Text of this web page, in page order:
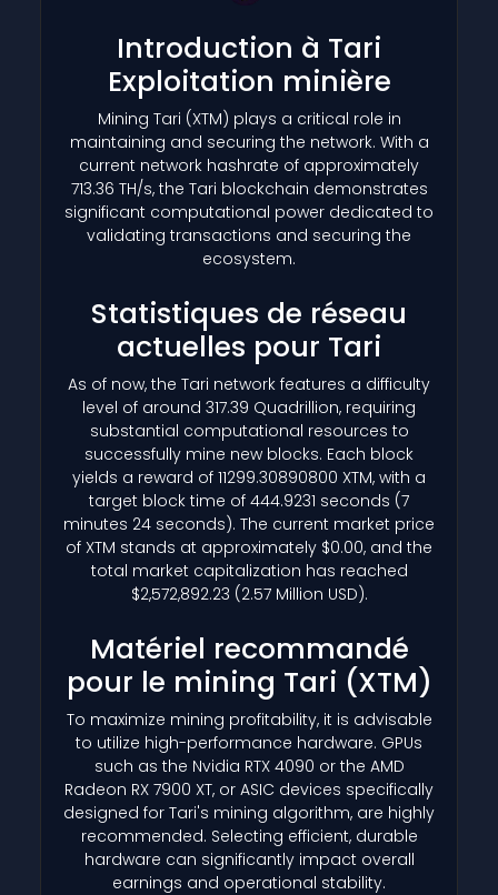
Introduction à Tari
Exploitation minière
Mining Tari (XTM) plays a critical role in
maintaining and securing the network. With a
current network hashrate of approximately
713.36 TH/s, the Tari blockchain demonstrates
significant computational power dedicated to
validating transactions and securing the
ecosystem.
Statistiques de réseau
actuelles pour Tari
As of now, the Tari network features a difficulty
level of around 317.39 Quadrillion, requiring
substantial computational resources to
successfully mine new blocks. Each block
yields a reward of 11299.30890800 XTM, with a
target block time of 444.9231 seconds (7
minutes 24 seconds). The current market price
of XTM stands at approximately $0.00, and the
total market capitalization has reached
$2,572,892.23 (2.57 Million USD).
Matériel recommandé
pour le mining Tari (XTM)
To maximize mining profitability, it is advisable
to utilize high-performance hardware. GPUs
such as the Nvidia RTX 4090 or the AMD
Radeon RX 7900 XT, or ASIC devices specifically
designed for Tari's mining algorithm, are highly
recommended. Selecting efficient, durable
hardware can significantly impact overall
earnings and operational stability.